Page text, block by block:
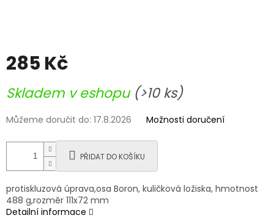
285 Kč
cena:
Skladem v eshopu (>10 ks)
Můžeme doručit do: 17.8.2026 Možnosti doručení
PŘIDAT DO KOŠÍKU
protiskluzová úprava,osa Boron, kuličková ložiska, hmotnost
488 g,rozměr 111x72 mm
Detailní informace